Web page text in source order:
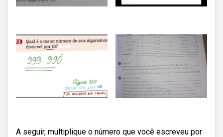
A seguir, multiplique o número que você escreveu por